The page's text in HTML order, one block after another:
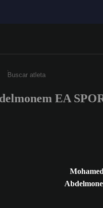
Insira pelo menos 3
EA
Mohamed